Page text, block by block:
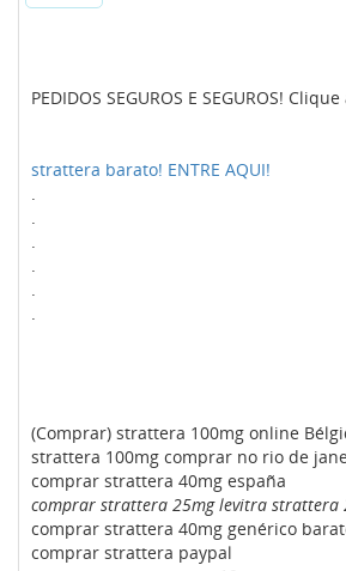
PEDIDOS SEGUROS E SEGUROS!
strattera barato! ENTRE AQUI!
.
.
.
.
.
.
(Comprar) strattera 100mg online
strattera 100mg comprar no rio de
comprar strattera 40mg españa
comprar strattera 25mg levitra strattera
comprar strattera 40mg genérico
comprar strattera paypal